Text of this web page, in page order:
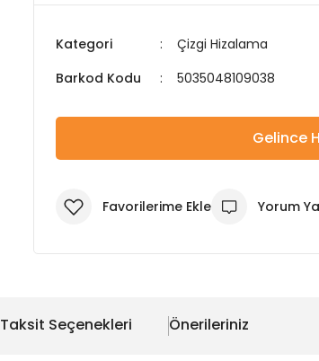
Kategori
Çizgi Hizalama
Barkod Kodu
5035048109038
Gelince
Yorum
Taksit Seçenekleri Önerileriniz